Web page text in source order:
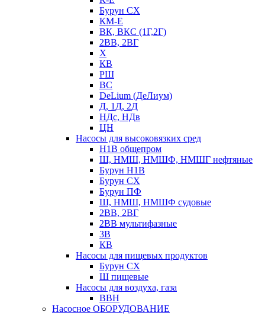
Бурун СХ
КМ-Е
ВК, ВКС (1Г,2Г)
2ВВ, 2ВГ
Х
КВ
РШ
ВС
DeLium (ДеЛиум)
Д, 1Д, 2Д
НДс, НДв
ЦН
Насосы для высоковязких сред
Н1В общепром
Ш, НМШ, НМШФ, НМШГ нефтяные
Бурун Н1В
Бурун СХ
Бурун ПФ
Ш, НМШ, НМШФ судовые
2ВВ, 2ВГ
2ВВ мультифазные
3В
КВ
Насосы для пищевых продуктов
Бурун СХ
Ш пищевые
Насосы для воздуха, газа
ВВН
Насосное ОБОРУДОВАНИЕ